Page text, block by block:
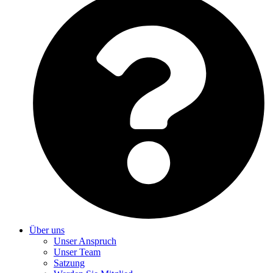
Über uns
Unser Anspruch
Unser Team
Satzung